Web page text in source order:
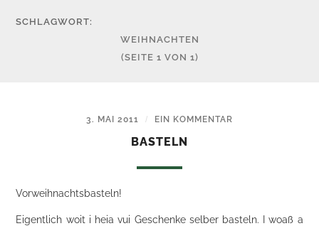
SCHLAGWORT:
WEIHNACHTEN
(SEITE 1 VON 1)
3. MAI 2011 / EIN KOMMENTAR
BASTELN
Vorweihnachtsbasteln!
Eigentlich woit i heia vui Geschenke selber basteln. I woaß a